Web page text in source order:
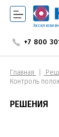
+7 800
Главная
Контроль
РЕШЕНИЯ